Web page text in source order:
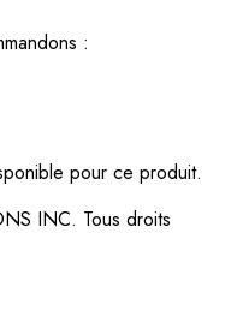
:
pour ce produit.
INC. Tous droits